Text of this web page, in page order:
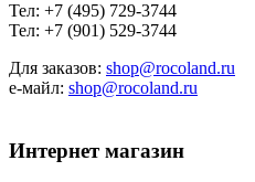
Тел: +7 (495) 729-3744
Тел: +7 (901) 529-3744
Для заказов: shop@rocoland.ru
е-майл: shop@rocoland.ru
Интернет магазин